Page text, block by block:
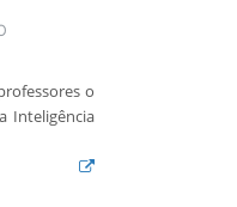
o
Inteligência